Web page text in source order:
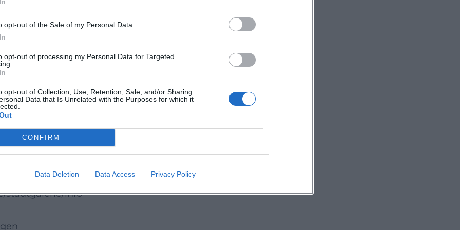
opt-out of the Sale of my Personal Data.
opt-out of processing my Personal Data for Targeted
opt-out of Collection, Use, Retention, Sale, and/or Sharing
Data that Is Unrelated with the Purposes for which it
CONFIRM
Data Deletion Data Access Privacy Policy
Ausstellung läuft bis September 2026. Bitte
des Hauses. Der Eintritt ist frei.
ruhiges, zugleich geistreiches Seherlebnis.
hier feine Dramaturgie, sorgfältige
Erleben Sie die Ausstellung live – die
Gegenüber.
index.htm
stadtgalerie/info